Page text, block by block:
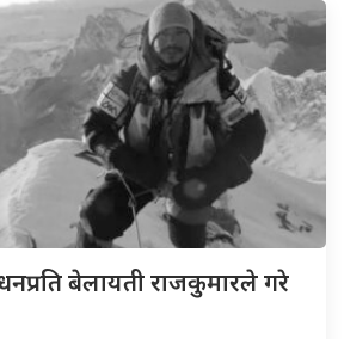
बेलायती राजकुमारले गरे